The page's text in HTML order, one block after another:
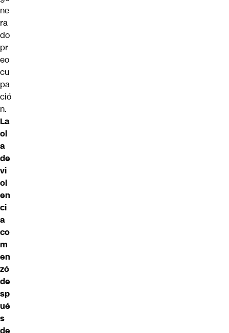
ne
ra
do
pr
eo
cu
pa
ció
n.
La
ol
a
de
vi
ol
en
ci
a
co
m
en
zó
de
sp
ué
s